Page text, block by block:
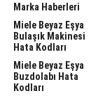
Marka Haberleri
Miele Beyaz Eşya
Bulaşık Makinesi
Hata Kodları
Miele Beyaz Eşya
Buzdolabı Hata
Kodları